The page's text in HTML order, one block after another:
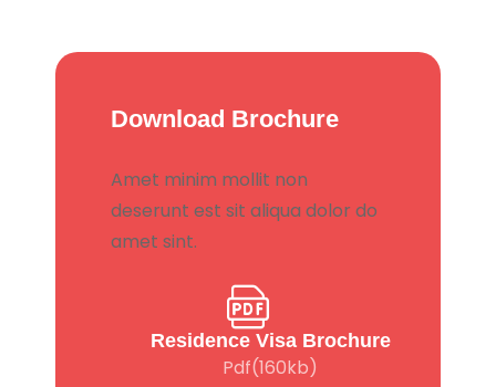
Download Brochure
Amet minim mollit non
deserunt est sit aliqua dolor do
amet sint.
Residence Visa Brochure
Pdf(160kb)